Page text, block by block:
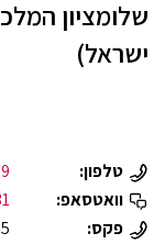
ישראל)
טלפון:
וואטסאפ:
פקס: